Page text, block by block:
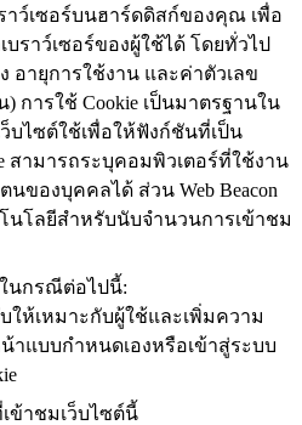
าว์เซอร์บนฮาร์ดดิสก์ของคุณ เพื่อ
บราว์เซอร์ของผู้ใช้ได้ โดยทั่วไป
อายุการใช้งาน และค่าตัวเลข
การใช้ Cookie เป็นมาตรฐานใน
บไซต์ใช้เพื่อให้ฟังก์ชันที่เป็น
สามารถระบุคอมพิวเตอร์ที่ใช้งาน
ของบุคคลได้ ส่วน Web Beacon
โนโลยีสำหรับนับจำนวนการเข้าชม
ในกรณีต่อไปนี้:
ให้เหมาะกับผู้ใช้และเพิ่มความ
าแบบกำหนดเองหรือเข้าสู่ระบบ
ข้าชมเว็บไซต์นี้